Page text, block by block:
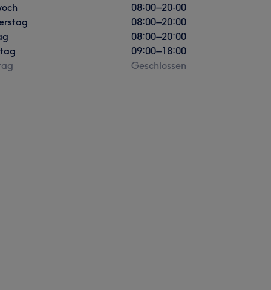
08:00–20:00
08:00–20:00
08:00–20:00
09:00–18:00
Geschlossen